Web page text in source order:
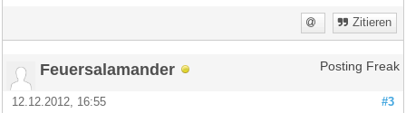
Zitieren
Feuersalamander Posting Freak
#3
12.12.2012, 16:55